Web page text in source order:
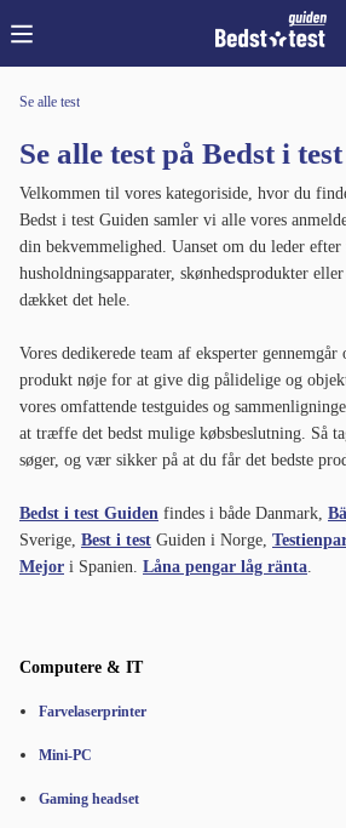
Se alle test
Se alle test på Bedst i
Velkommen til vores kategoriside, hvor du
Bedst i test Guiden samler vi alle vores
din bekvemmelighed. Uanset om du leder
husholdningsapparater, skønhedsprodukter
dækket det hele.
Vores dedikerede team af eksperter gennemgår
produkt nøje for at give dig pålidelige og
vores omfattende testguides og
at træffe det bedst mulige købsbeslutning. Så
søger, og vær sikker på at du får det bedste
Bedst i test Guiden findes i både Danmark,
Sverige, Best i test Guiden i Norge,
Mejor i Spanien. Låna pengar låg ränta.
Computere & IT
Farvelaserprinter
Mini-PC
Gaming headset